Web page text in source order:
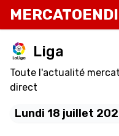
Liga
Toute l'actualité
direct
Lundi 18 juillet